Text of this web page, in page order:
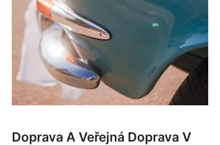
Doprava A Veřejná Doprava V